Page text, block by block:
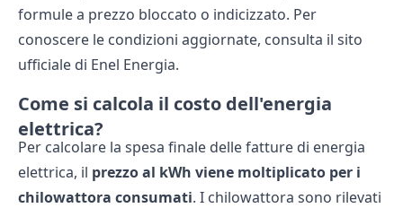
formule a prezzo bloccato o indicizzato. Per
conoscere le condizioni aggiornate, consulta il sito
ufficiale di Enel Energia.
Come si calcola il costo dell'energia
elettrica?
Per calcolare la spesa finale delle fatture di energia
elettrica, il prezzo al kWh viene moltiplicato per i
chilowattora consumati. I chilowattora sono rilevati